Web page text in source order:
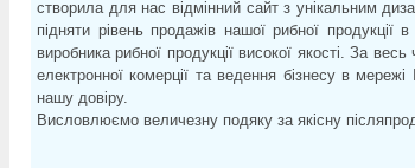
створила для нас відмінний сайт з унікальним
підняти рівень продажів нашої рибної продукції
виробника рибної продукції високої якості. За
електронної комерції та ведення бізнесу в
нашу довіру.
Висловлюємо величезну подяку за якісну